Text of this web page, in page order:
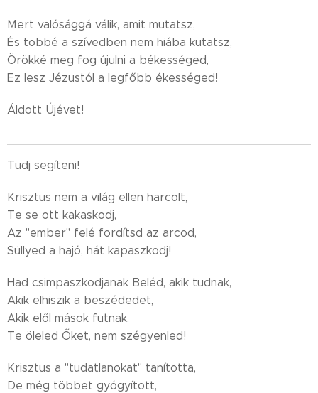
Mert valósággá válik, amit mutatsz,
És többé a szívedben nem hiába kutatsz,
Örökké meg fog újulni a békességed,
Ez lesz Jézustól a legfőbb ékességed!
Áldott Újévet!
Tudj segíteni!
Krisztus nem a világ ellen harcolt,
Te se ott kakaskodj,
Az "ember" felé fordítsd az arcod,
Süllyed a hajó, hát kapaszkodj!
Had csimpaszkodjanak Beléd, akik tudnak,
Akik elhiszik a beszédedet,
Akik elől mások futnak,
Te öleled Őket, nem szégyenled!
Krisztus a "tudatlanokat" tanította,
De még többet gyógyított,